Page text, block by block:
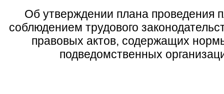
Об утверждении плана проведения
соблюдением трудового
правовых актов, содержащих
подведомственных